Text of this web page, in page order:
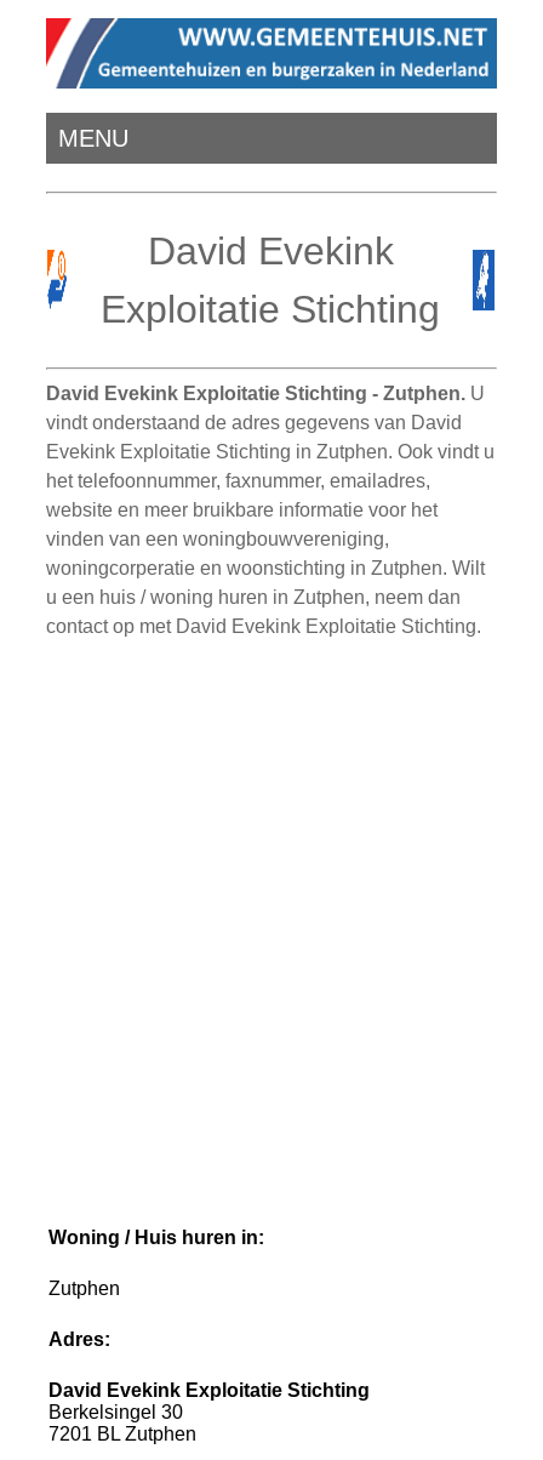
MENU
David Evekink
Exploitatie Stichting
David Evekink Exploitatie Stichting - Zutphen. U
vindt onderstaand de adres gegevens van David
Evekink Exploitatie Stichting in Zutphen. Ook vindt u
het telefoonnummer, faxnummer, emailadres,
website en meer bruikbare informatie voor het
vinden van een woningbouwvereniging,
woningcorperatie en woonstichting in Zutphen. Wilt
u een huis / woning huren in Zutphen, neem dan
contact op met David Evekink Exploitatie Stichting.
Woning / Huis huren in:
Zutphen
Adres:
David Evekink Exploitatie Stichting
Berkelsingel 30
7201 BL Zutphen